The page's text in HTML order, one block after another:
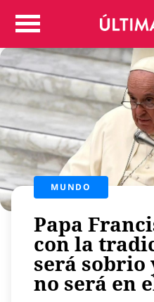
Colombia
Judicial
Regiones
Deportes
Positivas
Entretenimiento
Vida
Mundo
Más
Virales
Tecnología
Economía
MUNDO
Papa
con la
será sobrio
no será en